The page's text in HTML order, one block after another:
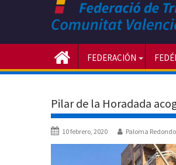
FEDERACIÓN
Pilar de la Horadada
10 febrero, 2020 Paloma Redondo